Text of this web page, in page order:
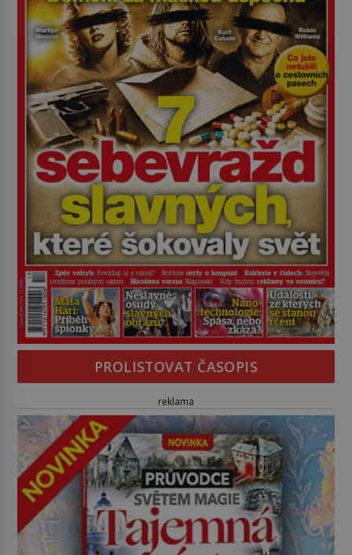
PROLISTOVAT ČASOPIS
reklama